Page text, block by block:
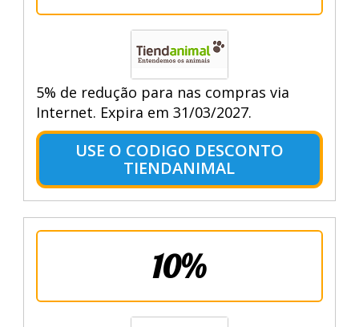
5% de redução para nas compras via
Internet. Expira em 31/03/2027.
USE O CODIGO DESCONTO
TIENDANIMAL
10%